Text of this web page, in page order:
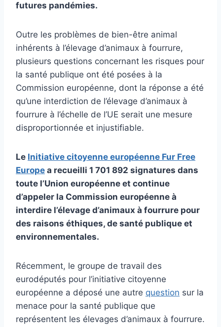
futures pandémies.
Outre les problèmes de bien-être animal
inhérents à l’élevage d’animaux à fourrure,
plusieurs questions concernant les risques pour
la santé publique ont été posées à la
Commission européenne, dont la réponse a été
qu’une interdiction de l’élevage d’animaux à
fourrure à l’échelle de l’UE serait une mesure
disproportionnée et injustifiable.
Le Initiative citoyenne européenne Fur Free
Europe a recueilli 1 701 892 signatures dans
toute l’Union européenne et continue
d’appeler la Commission européenne à
interdire l’élevage d’animaux à fourrure pour
des raisons éthiques, de santé publique et
environnementales.
Récemment, le groupe de travail des
eurodéputés pour l’initiative citoyenne
européenne a déposé une autre question sur la
menace pour la santé publique que
représentent les élevages d’animaux à fourrure.